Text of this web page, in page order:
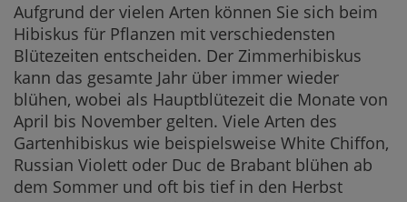
Aufgrund der vielen Arten können Sie sich beim
Hibiskus für Pflanzen mit verschiedensten
Blütezeiten entscheiden. Der Zimmerhibiskus
kann das gesamte Jahr über immer wieder
blühen, wobei als Hauptblütezeit die Monate von
April bis November gelten. Viele Arten des
Gartenhibiskus wie beispielsweise White Chiffon,
Russian Violett oder Duc de Brabant blühen ab
dem Sommer und oft bis tief in den Herbst